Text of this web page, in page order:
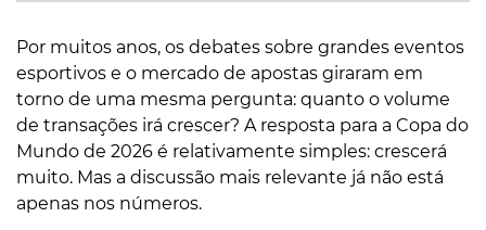
Por muitos anos, os debates sobre grandes eventos
esportivos e o mercado de apostas giraram em
torno de uma mesma pergunta: quanto o volume
de transações irá crescer? A resposta para a Copa do
Mundo de 2026 é relativamente simples: crescerá
muito. Mas a discussão mais relevante já não está
apenas nos números.